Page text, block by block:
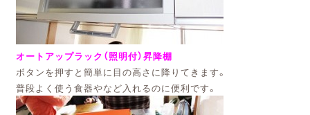
オートアップラック（照明付）昇降棚
ボタンを押すと簡単に目の高さに降りてきます。
普段よく使う食器やなど入れるのに便利です。